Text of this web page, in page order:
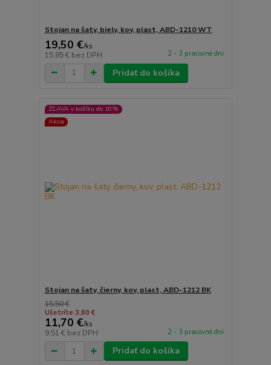
Stojan na šaty, biely, kov, plast, ABD-1210 WT
19,50 €/ks
15,85 € bez DPH 2 - 3 pracovné dni
Pridať do košíka
ZĽAVA v košíku do 10%
Akcia
Stojan na šaty, čierny, kov, plast, ABD-1212 BK
15,50 €
Ušetríte 3,80 €
11,70 €/ks
9,51 € bez DPH 2 - 3 pracovné dni
Pridať do košíka